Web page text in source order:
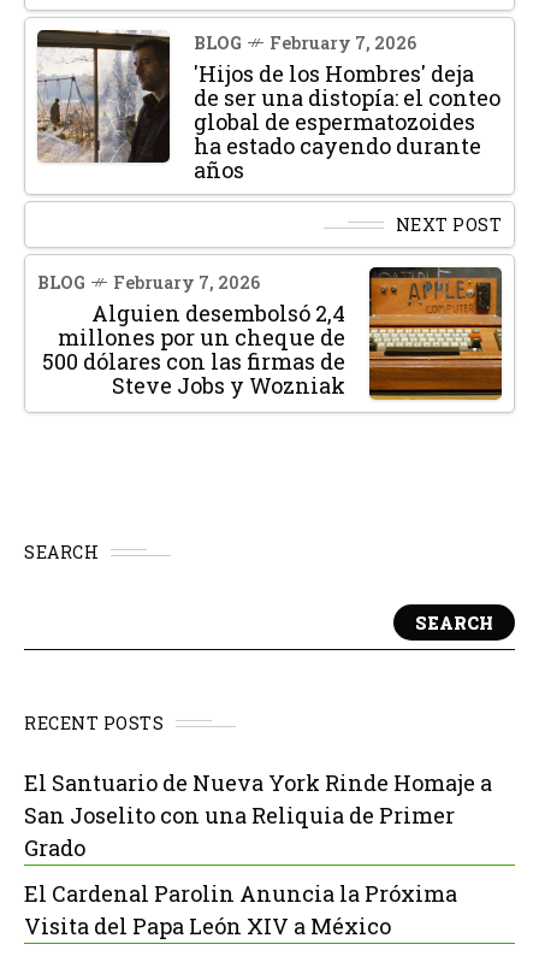
BLOG February 7, 2026
'Hijos de los Hombres' deja
de ser una distopía: el conteo
global de espermatozoides
ha estado cayendo durante
años
NEXT POST
BLOG February 7, 2026
Alguien desembolsó 2,4
millones por un cheque de
500 dólares con las firmas de
Steve Jobs y Wozniak
SEARCH
SEARCH
RECENT POSTS
El Santuario de Nueva York Rinde Homaje a
San Joselito con una Reliquia de Primer
Grado
El Cardenal Parolin Anuncia la Próxima
Visita del Papa León XIV a México